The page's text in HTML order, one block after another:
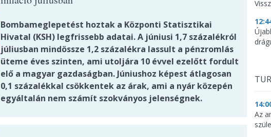
Bombameglepetést hoztak a Központi Statisztikai
Hivatal (KSH) legfrissebb adatai. A júniusi 1,7 százalékról
júliusban mindössze 1,2 százalékra lassult a pénzromlás
üteme éves szinten, ami utoljára 10 évvel ezelőtt fordult
elő a magyar gazdaságban. Júniushoz képest átlagosan
0,1 százalékkal csökkentek az árak, ami a nyár közepén
egyáltalán nem számít szokványos jelenségnek.
Az